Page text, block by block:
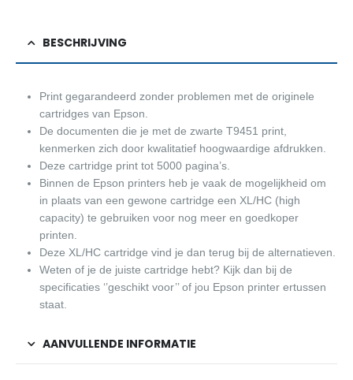
BESCHRIJVING
Print gegarandeerd zonder problemen met de originele
cartridges van Epson.
De documenten die je met de zwarte T9451 print,
kenmerken zich door kwalitatief hoogwaardige afdrukken.
Deze cartridge print tot 5000 pagina’s.
Binnen de Epson printers heb je vaak de mogelijkheid om
in plaats van een gewone cartridge een XL/HC (high
capacity) te gebruiken voor nog meer en goedkoper
printen.
Deze XL/HC cartridge vind je dan terug bij de alternatieven.
Weten of je de juiste cartridge hebt? Kijk dan bij de
specificaties ‘’geschikt voor’’ of jou Epson printer ertussen
staat.
AANVULLENDE INFORMATIE